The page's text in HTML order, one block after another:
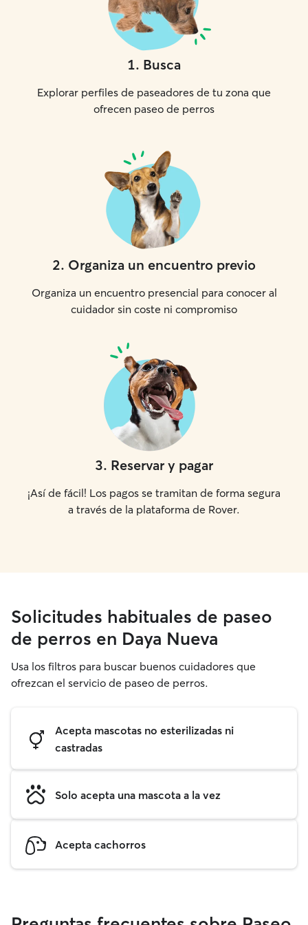
1. Busca
Explorar perfiles de paseadores de tu zona que
ofrecen paseo de perros
2. Organiza un encuentro previo
Organiza un encuentro presencial para conocer al
cuidador sin coste ni compromiso
3. Reservar y pagar
¡Así de fácil! Los pagos se tramitan de forma segura
a través de la plataforma de Rover.
Solicitudes habituales de paseo
de perros en Daya Nueva
Usa los filtros para buscar buenos cuidadores que
ofrezcan el servicio de paseo de perros.
Acepta mascotas no esterilizadas ni
castradas
Solo acepta una mascota a la vez
Acepta cachorros